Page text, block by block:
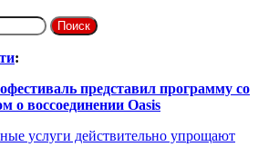
:
представил программу со
о воссоединении Oasis
услуги действительно упрощают